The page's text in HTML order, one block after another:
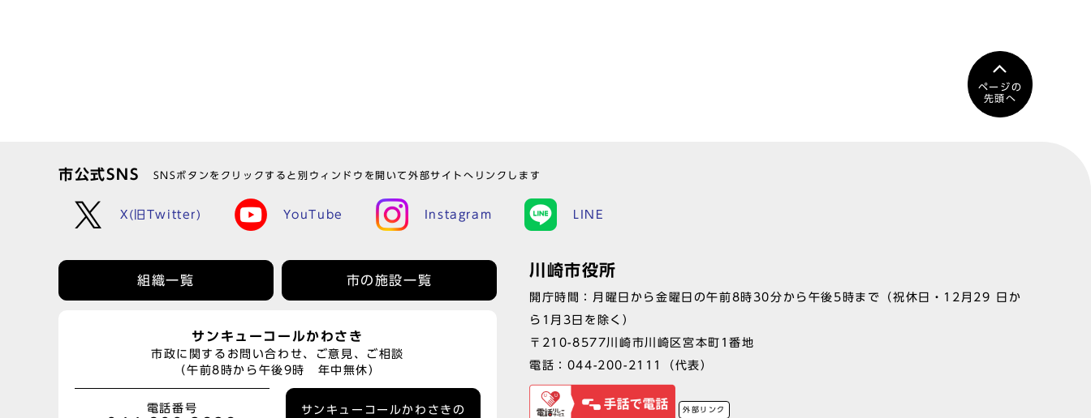
ページの
先頭へ
市公式SNS SNSボタンをクリックすると別ウィンドウを開いて外部サイトへリンクします
X(旧Twitter) YouTube Instagram LINE
組織一覧 市の施設一覧
サンキューコールかわさき
市政に関するお問い合わせ、ご意見、ご相談
（午前8時から午後9時 年中無休）
電話番号 サンキューコールかわさきの
川崎市役所
開庁時間：月曜日から金曜日の午前8時30分から午後5時まで（祝休日・12月29 日か
ら1月3日を除く）
〒210-8577川崎市川崎区宮本町1番地
電話： 044-200-2111 （代表）
外部リンク